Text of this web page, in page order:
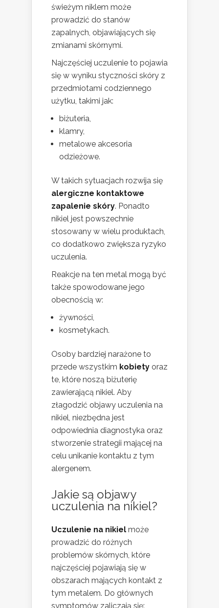
świeżym niklem może
prowadzić do stanów
zapalnych, objawiających się
zmianami skórnymi.
Najczęściej uczulenie to pojawia
się w wyniku styczności skóry z
przedmiotami codziennego
użytku, takimi jak:
biżuteria,
klamry,
metalowe akcesoria
odzieżowe.
W takich sytuacjach rozwija się
alergiczne kontaktowe
zapalenie skóry. Ponadto
nikiel jest powszechnie
stosowany w wielu produktach,
co dodatkowo zwiększa ryzyko
uczulenia.
Reakcje na ten metal mogą być
także spowodowane jego
obecnością w:
żywności,
kosmetykach.
Osoby bardziej narażone to
przede wszystkim kobiety oraz
te, które noszą biżuterię
zawierającą nikiel. Aby
złagodzić objawy uczulenia na
nikiel, niezbędna jest
odpowiednia diagnostyka oraz
stworzenie strategii mającej na
celu unikanie kontaktu z tym
alergenem.
Jakie są objawy
uczulenia na nikiel?
Uczulenie na nikiel może
prowadzić do różnych
problemów skórnych, które
najczęściej pojawiają się w
obszarach mających kontakt z
tym metalem. Do głównych
symptomów zaliczają się: